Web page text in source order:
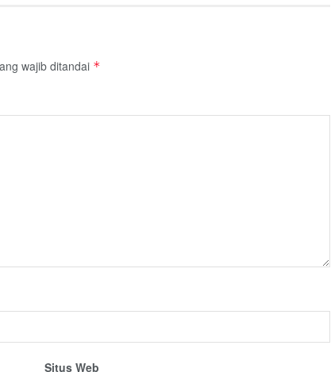
wajib ditandai *
Situs Web